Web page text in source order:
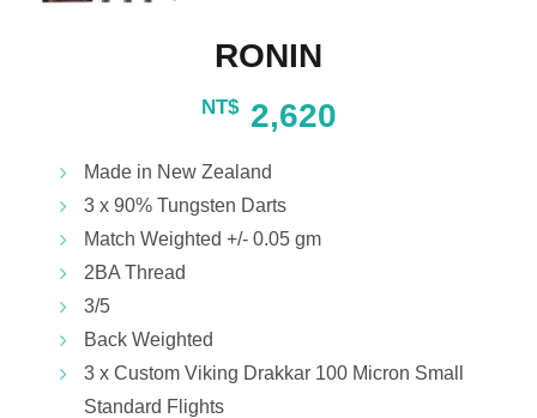
RONIN
NT$ 2,620
Made in New Zealand
3 x 90% Tungsten Darts
Match Weighted +/- 0.05 gm
2BA Thread
3/5
Back Weighted
3 x Custom Viking Drakkar 100 Micron Small
Standard Flights